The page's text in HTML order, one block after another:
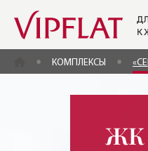
К
ГЛАВНАЯКОМПЛЕКСЫ
ЖК